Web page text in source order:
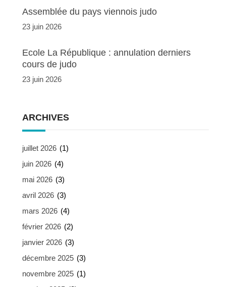
Assemblée du pays viennois judo
23 juin 2026
Ecole La République : annulation derniers
cours de judo
23 juin 2026
ARCHIVES
juillet 2026 (1)
juin 2026 (4)
mai 2026 (3)
avril 2026 (3)
mars 2026 (4)
février 2026 (2)
janvier 2026 (3)
décembre 2025 (3)
novembre 2025 (1)